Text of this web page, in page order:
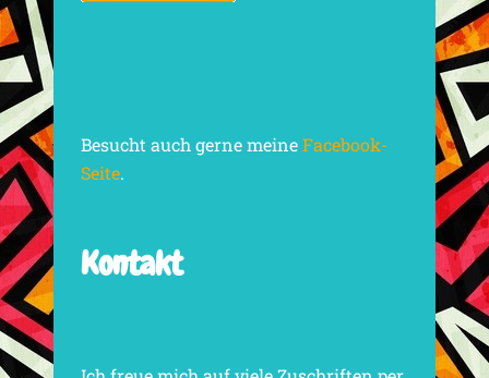
Besucht auch gerne meineFacebook-
Seite.
Kontakt